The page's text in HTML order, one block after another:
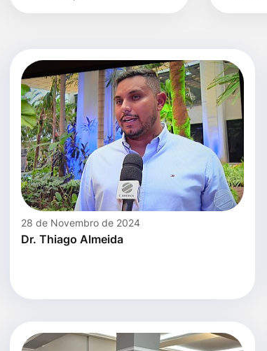
data
28 de Novembro de 2024
Dr. Thiago Almeida